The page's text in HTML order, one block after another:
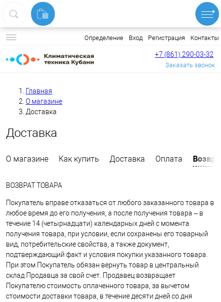
Определение Вход Регистрация Контакты
+7 (861) 290-03-32
Заказать звонок
Главная
О магазине
Доставка
Доставка
О магазине Как купить Доставка Оплата
ВОЗВРАТ ТОВАРА
Покупатель вправе отказаться от любого заказанного товара в
любое время до его получения, а после получения товара – в
течение 14 (четырнадцати) календарных дней с момента
получения товара, при условии, если сохранены его товарный
вид, потребительские свойства, а также документ,
подтверждающий факт и условия покупки указанного товара.
При этом Покупатель обязан вернуть товар в центральный
склад Продавца за свой счет. Продавец возвращает
Покупателю стоимость оплаченного товара, за вычетом
стоимости доставки товара, в течение десяти дней со дня